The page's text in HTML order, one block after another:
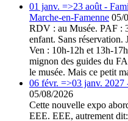
01 janv. =>23 août -
Marche-en-Famenne 05/
RDV : au Musée. PAF :
enfant. Sans réservation.
Ven : 10h-12h et 13h-
mignon des guides du
le musée. Mais ce petit
06 févr. =>03 janv.
05/08/2026
Cette nouvelle expo
EEE. EEE, autrement